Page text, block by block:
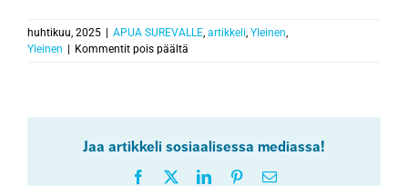
huhtikuu, 2025 APUA SUREVALLE, artikkeli, Yleinen,
Yleinen
Kommentit pois päältä
Käsi
mieli
Jaa artikkeli sosiaalisessa mediassa!
Facebook LinkedInPinterestSähköposti